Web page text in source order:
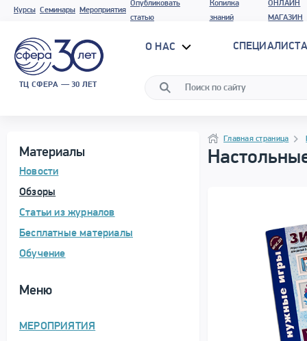
Курсы Семинары Мероприятия
Опубликовать
статью
Копилка
знаний
ОНЛАЙН
МАГАЗИН
ТЦ СФЕРА — 30 ЛЕТ
О НАС
Материалы
Новости
Обзоры
Статьи из журналов
Бесплатные материалы
Обучение
Меню
МЕРОПРИЯТИЯ
Программа материала
Навигация
НавигацияГлавная страница